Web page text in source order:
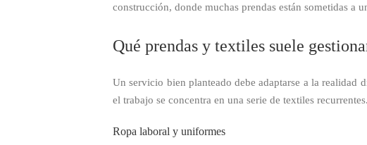
construcción, donde muchas prendas están sometidas a
Qué prendas y textiles suele
Un servicio bien planteado debe adaptarse a la realidad
el trabajo se concentra en una serie de textiles recurrentes.
Ropa laboral y uniformes